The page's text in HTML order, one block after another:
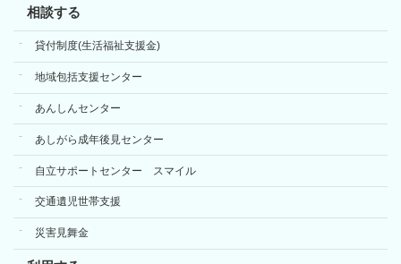
相談する
貸付制度(生活福祉支援金)
地域包括支援センター
あんしんセンター
あしがら成年後見センター
自立サポートセンター スマイル
交通遺児世帯支援
災害見舞金